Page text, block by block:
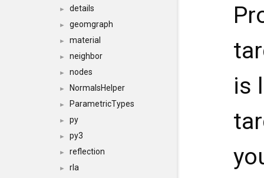
► details
► geomgraph
► material
► neighbor
► nodes
► NormalsHelper
► ParametricTypes
► py
► py3
► reflection
► rla
is